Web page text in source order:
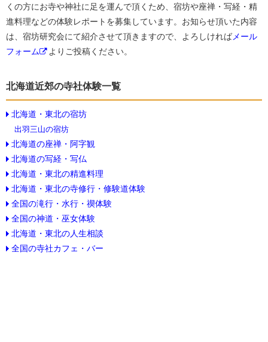
くの方にお寺や神社に足を運んで頂くため、宿坊や座禅・写経・精
進料理などの体験レポートを募集しています。お知らせ頂いた内容
は、宿坊研究会にて紹介させて頂きますので、よろしければメール
フォーム
よりご投稿ください。
北海道近郊の寺社体験一覧
北海道・東北の宿坊
出羽三山の宿坊
北海道の座禅・阿字観
北海道の写経・写仏
北海道・東北の精進料理
北海道・東北の寺修行・修験道体験
全国の滝行・水行・禊体験
全国の神道・巫女体験
北海道・東北の人生相談
全国の寺社カフェ・バー